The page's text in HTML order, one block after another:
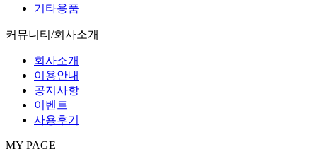
기타용품
커뮤니티/회사소개
회사소개
이용안내
공지사항
이벤트
사용후기
MY PAGE